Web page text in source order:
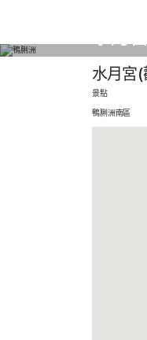
水月宮(
景點
鴨脷洲南區